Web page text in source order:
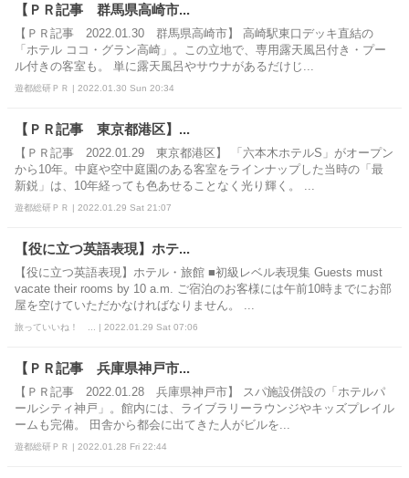
【ＰＲ記事 群馬県高崎市...
【ＰＲ記事 2022.01.30 群馬県高崎市】 高崎駅東口デッキ直結の
「ホテル ココ・グラン高崎」。この立地で、専用露天風呂付き・プー
ル付きの客室も。 単に露天風呂やサウナがあるだけじ...
遊都総研ＰＲ | 2022.01.30 Sun 20:34
【ＰＲ記事 東京都港区】...
【ＰＲ記事 2022.01.29 東京都港区】 「六本木ホテルS」がオープン
から10年。中庭や空中庭園のある客室をラインナップした当時の「最
新鋭」は、10年経っても色あせることなく光り輝く。 ...
遊都総研ＰＲ | 2022.01.29 Sat 21:07
【役に立つ英語表現】ホテ...
【役に立つ英語表現】ホテル・旅館 ■初級レベル表現集 Guests must
vacate their rooms by 10 a.m. ご宿泊のお客様には午前10時までにお部
屋を空けていただかなければなりません。 ...
旅っていいね！ ... | 2022.01.29 Sat 07:06
【ＰＲ記事 兵庫県神戸市...
【ＰＲ記事 2022.01.28 兵庫県神戸市】 スパ施設併設の「ホテルパ
ールシティ神戸」。館内には、ライブラリーラウンジやキッズプレイル
ームも完備。 田舎から都会に出てきた人がビルを...
遊都総研ＰＲ | 2022.01.28 Fri 22:44